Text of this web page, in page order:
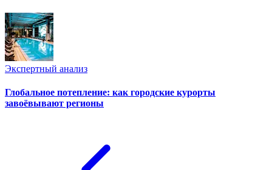
Экспертный анализ
Глобальное потепление: как городские курорты
завоёвывают регионы